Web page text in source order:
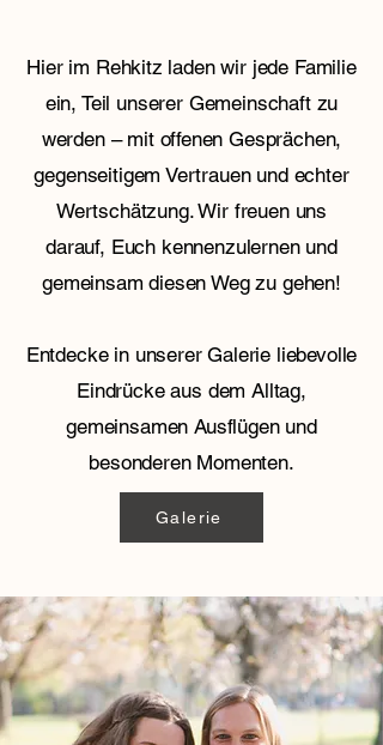
Hier im Rehkitz laden wir jede Familie
ein, Teil unserer Gemeinschaft zu
werden – mit offenen Gesprächen,
gegenseitigem Vertrauen und echter
Wertschätzung. Wir freuen uns
darauf, Euch kennenzulernen und
gemeinsam diesen Weg zu gehen!
Entdecke in unserer Galerie liebevolle
Eindrücke aus dem Alltag,
gemeinsamen Ausflügen und
besonderen Momenten.
Galerie